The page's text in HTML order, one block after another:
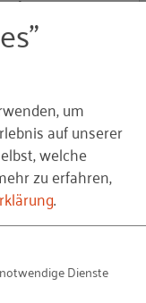
neuen
um
auf unserer
welche
zu erfahren,
.
Dienste